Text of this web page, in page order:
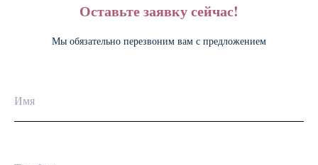
Оставьте заявку сейчас!
Мы обязательно перезвоним вам с предложением